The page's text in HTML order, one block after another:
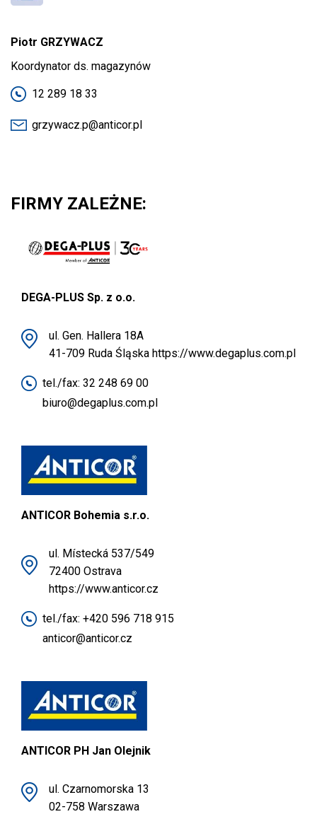
Piotr GRZYWACZ
Koordynator ds. magazynów
12 289 18 33
grzywacz.p@anticor.pl
FIRMY ZALEŻNE:
DEGA-PLUS Sp. z o.o.
ul. Gen. Hallera 18A
41-709 Ruda Śląska https://www.degaplus.com.pl
tel./fax: 32 248 69 00
biuro@degaplus.com.pl
ANTICOR Bohemia s.r.o.
ul. Místecká 537/549
72400 Ostrava
https://www.anticor.cz
tel./fax: +420 596 718 915
anticor@anticor.cz
ANTICOR PH Jan Olejnik
ul. Czarnomorska 13
02-758 Warszawa